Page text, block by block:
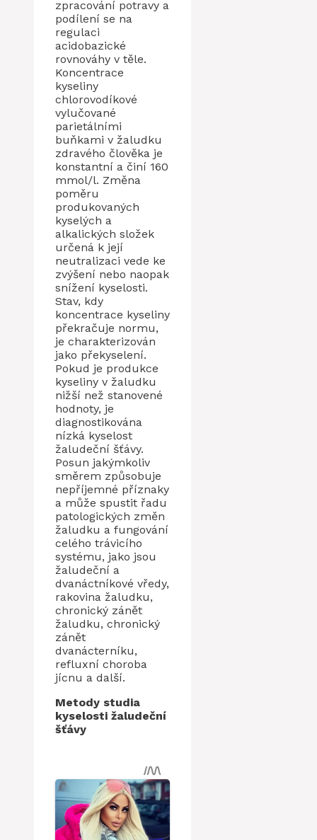
zpracování potravy a
podílení se na
regulaci
acidobazické
rovnováhy v těle.
Koncentrace
kyseliny
chlorovodíkové
vylučované
parietálními
buňkami v žaludku
zdravého člověka je
konstantní a činí 160
mmol/l. Změna
poměru
produkovaných
kyselých a
alkalických složek
určená k její
neutralizaci vede ke
zvýšení nebo naopak
snížení kyselosti.
Stav, kdy
koncentrace kyseliny
překračuje normu,
je charakterizován
jako překyselení.
Pokud je produkce
kyseliny v žaludku
nižší než stanovené
hodnoty, je
diagnostikována
nízká kyselost
žaludeční šťávy.
Posun jakýmkoliv
směrem způsobuje
nepříjemné příznaky
a může spustit řadu
patologických změn
žaludku a fungování
celého trávicího
systému, jako jsou
žaludeční a
dvanáctníkové vředy,
rakovina žaludku,
chronický zánět
žaludku, chronický
zánět
dvanácterníku,
refluxní choroba
jícnu a další.
Metody studia
kyselosti žaludeční
šťávy